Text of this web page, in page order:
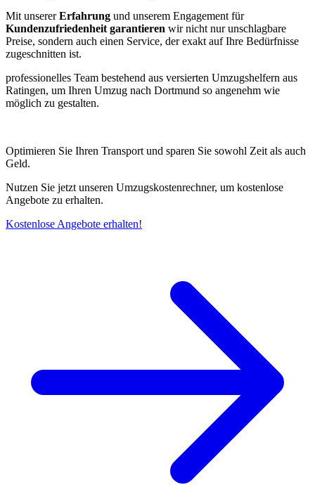
Mit unsererErfahrung und unserem Engagement für
Kundenzufriedenheit garantieren wir nicht nur unschlagbare
Preise, sondern auch einen Service, der exakt auf Ihre Bedürfnisse
zugeschnitten ist.
professionelles Team bestehend aus versierten Umzugshelfern aus
Ratingen, um Ihren Umzug nach Dortmund so angenehm wie
möglich zu gestalten.
Optimieren Sie Ihren Transport und sparen Sie sowohl Zeit als auch
Geld.
Nutzen Sie jetzt unseren Umzugskostenrechner, um kostenlose
Angebote zu erhalten.
Kostenlose Angebote erhalten!